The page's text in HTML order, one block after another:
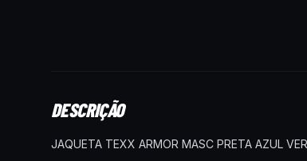
DESCRIÇÃO
JAQUETA TEXX ARMOR MASC PRETA AZUL